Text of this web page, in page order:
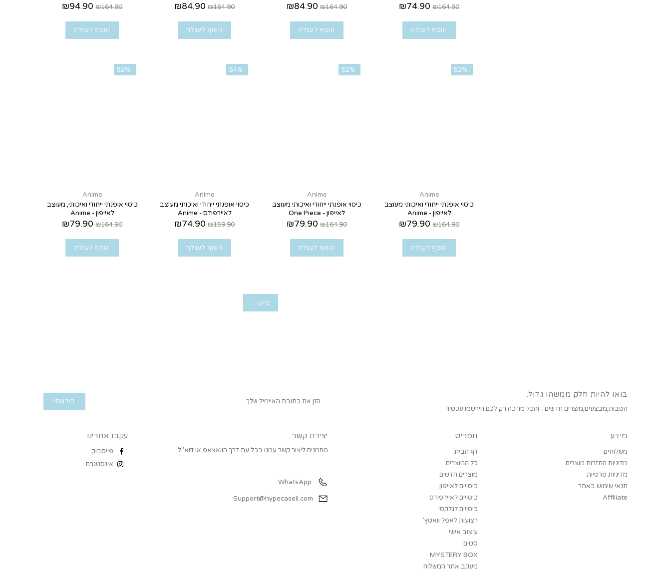
₪164.90
₪74.90
הוסף לעגלה
₪164.90
₪84.90
הוסף לעגלה
₪164.90
₪84.90
הוסף לעגלה
₪164.90
₪94.90
הוסף לעגלה
-52%
Anime
כיסוי אופנתי ייחודי ואיכותי מעוצב
לאייפון - Anime
₪164.90
₪79.90
הוסף לעגלה
-52%
Anime
כיסוי אופנתי ייחודי ואיכותי מעוצב
לאייפון - One Piece
₪164.90
₪79.90
הוסף לעגלה
-54%
Anime
כיסוי אופנתי ייחודי ואיכותי מעוצב
לאיירפודס - Anime
₪159.90
₪74.90
הוסף לעגלה
-52%
Anime
כיסוי אופנתי ייחודי ואיכותי, מעוצב
לאייפון - Anime
₪164.90
₪79.90
הוסף לעגלה
טוען...
בואו להיות חלק ממשהו גדול.
הטבות,מבצעים,מוצרים חדשים - והכל מחכה רק לכם הירשמו עכשיו!
מידע
משלוחים
מדיניות החזרות מוצרים
מדיניות פרטיות
תנאי שימוש באתר
Affiliate
תפריט
דף הבית
כל המוצרים
מוצרים חדשים
כיסויים לאייפון
כיסויים לאיירפודס
כיסויים לגלקסי
רצועות לאפל וואטץ'
עיצוב אישי
סטים
MYSTERY BOX
מעקב אחר המשלוח
יצירת קשר
מוזמנים ליצור קשר עמנו בכל עת דרך הוואצאפ או דוא"ל:
WhatsApp
Support@hypecaseil.com
עקבו אחרינו
פייסבוק
אינסטגרם